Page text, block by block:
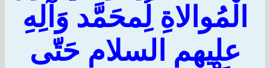
الْمُوالاةِ لُِمحَمَّد وَآلِهِ
عليهم السلام حَتّى